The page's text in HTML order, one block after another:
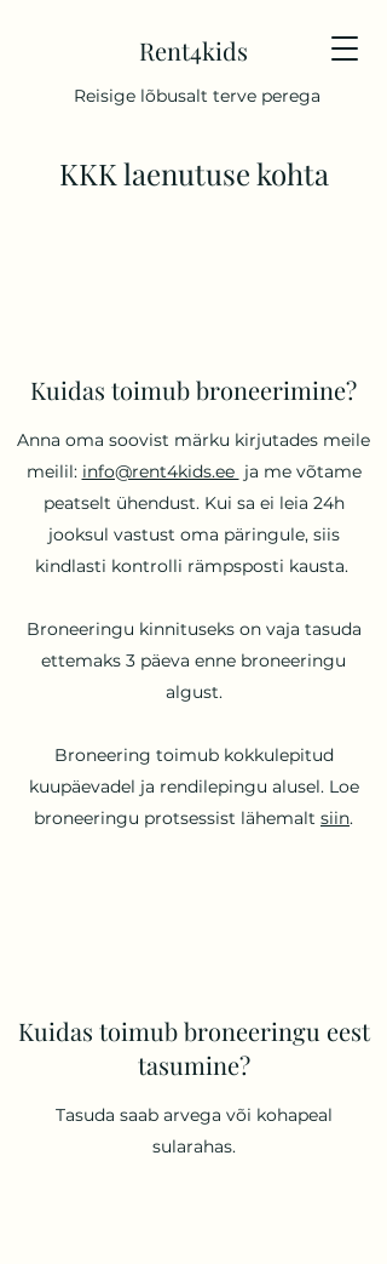
Rent4kids
Reisige lõbusalt terve perega
KKK laenutuse kohta
Kuidas toimub broneerimine?
Anna oma soovist märku kirjutades meile
meilil: info@rent4kids.ee ja me võtame
peatselt ühendust. Kui sa ei leia 24h
jooksul vastust oma päringule, siis
kindlasti kontrolli rämpsposti kausta.
Broneeringu kinnituseks on vaja tasuda
ettemaks 3 päeva enne broneeringu
algust.
Broneering toimub kokkulepitud
kuupäevadel ja rendilepingu alusel. Loe
broneeringu protsessist lähemalt siin.
Kuidas toimub broneeringu eest
tasumine?
Tasuda saab arvega või kohapeal
sularahas.